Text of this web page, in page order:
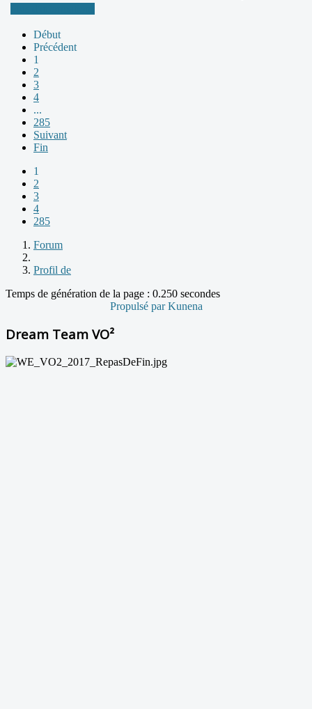
Début
Précédent
1
2
3
4
...
285
Suivant
Fin
1
2
3
4
285
Forum
Profil de
Temps de génération de la page : 0.250 secondes
Propulsé parKunena
Dream Team VO²